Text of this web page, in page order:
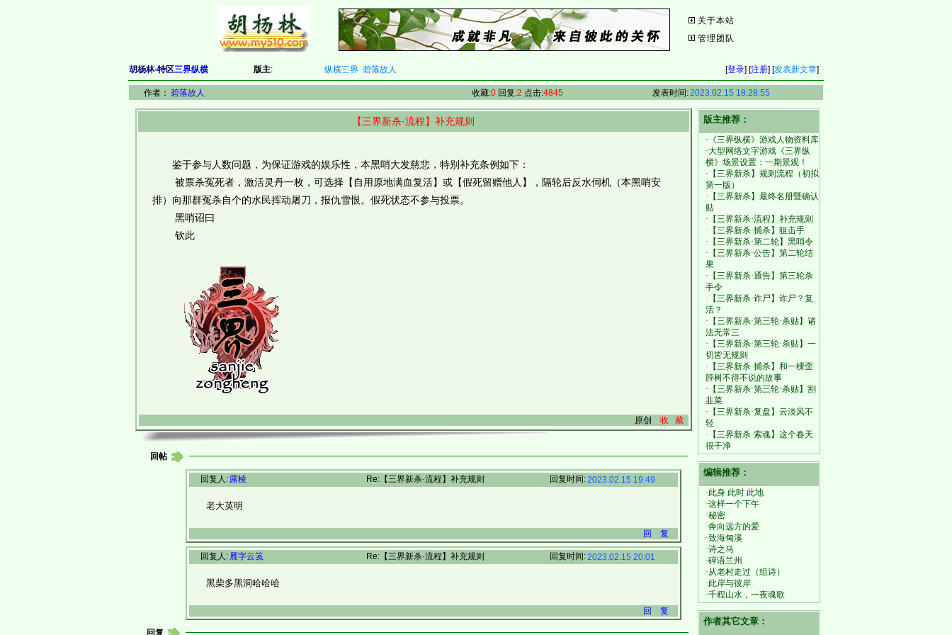
关于本站
管理团队
胡杨林-特区三界纵横 版主: 纵横三界 碧落故人 [登录] [注册] [发表新文章]
作者： 碧落故人 收藏:0 回复:2 点击:4845 发表时间:2023.02.15 18:28:55
【三界新杀·流程】补充规则
鉴于参与人数问题，为保证游戏的娱乐性，本黑哨大发慈悲，特别补充条例如下：
被票杀冤死者，激活灵丹一枚，可选择【自用原地满血复活】或【假死留赠他人】，隔轮后反水伺机（本黑哨安
排）向那群冤杀自个的水民挥动屠刀，报仇雪恨。假死状态不参与投票。
黑哨诏曰
钦此
原创 收 藏
回帖
回复人: 露棱 Re:【三界新杀·流程】补充规则 回复时间:2023.02.15 19:49
老大英明
回 复
回复人: 雁字云笺 Re:【三界新杀·流程】补充规则 回复时间:2023.02.15 20:01
黑柴多黑洞哈哈哈
回 复
回复
版主推荐：
·《三界纵横》游戏人物资料库
·大型网络文字游戏《三界纵
横》场景设置：一期景观！
·【三界新杀】规则流程（初拟
第一版）
·【三界新杀】最终名册暨确认
贴
·【三界新杀·流程】补充规则
·【三界新杀·捕杀】狙击手
·【三界新杀·第二轮】黑哨令
·【三界新杀·公告】第二轮结
果
·【三界新杀·通告】第三轮杀
手令
·【三界新杀·诈尸】诈尸？复
活？
·【三界新杀·第三轮·杀贴】诸
法无常三
·【三界新杀·第三轮·杀贴】一
切皆无规则
·【三界新杀·捕杀】和一棵歪
脖树不得不说的故事
·【三界新杀·第三轮·杀贴】割
韭菜
·【三界新杀·复盘】云淡风不
轻
·【三界新杀·索魂】这个春天
很干净
编辑推荐：
·此身 此时 此地
·这样一个下午
·秘密
·奔向远方的爱
·致海甸溪
·诗之马
·碎语兰州
·从老村走过（组诗）
·此岸与彼岸
·千程山水，一夜魂歌
作者其它文章：